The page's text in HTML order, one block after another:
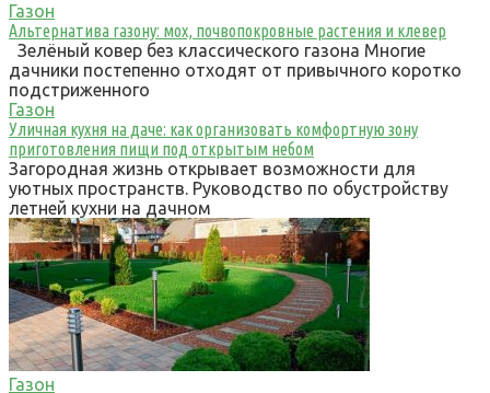
Газон
Альтернатива газону: мох, почвопокровные растения и клевер
Зелёный ковер без классического газона Многие
дачники постепенно отходят от привычного коротко
подстриженного
Газон
Уличная кухня на даче: как организовать комфортную зону
приготовления пищи под открытым небом
Загородная жизнь открывает возможности для
уютных пространств. Руководство по обустройству
летней кухни на дачном
Газон